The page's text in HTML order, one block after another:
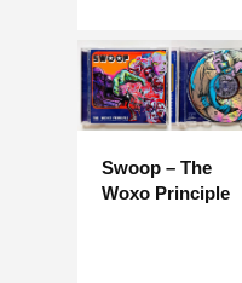
Swoop – The
Woxo Principle